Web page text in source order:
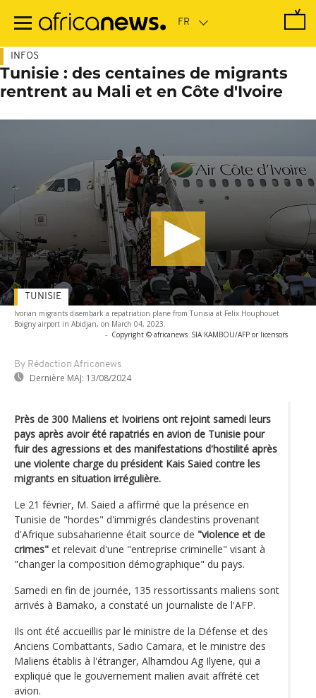
contenu
INFOS
Tunisie : des centaines de migrants
rentrent au Mali et en Côte d'Ivoire
Ivorian migrants disembark a repatriation plane from Tunisia at Felix Houphouet
Boigny airport in Abidjan, on March 04, 2023.
- Copyright © africanews SIA KAMBOU/AFP or licensors
By Rédaction Africanews
Dernière MAJ: 13/08/2024
TUNISIE
Près de 300 Maliens et Ivoiriens ont rejoint samedi leurs
pays après avoir été rapatriés en avion de Tunisie pour
fuir des agressions et des manifestations d'hostilité après
une violente charge du président Kais Saied contre les
migrants en situation irrégulière.
Le 21 février, M. Saied a affirmé que la présence en
Tunisie de "hordes" d'immigrés clandestins provenant
d'Afrique subsaharienne était source de "violence et de
crimes" et relevait d'une "entreprise criminelle" visant à
"changer la composition démographique" du pays.
Samedi en fin de journée, 135 ressortissants maliens sont
arrivés à Bamako, a constaté un journaliste de l'AFP.
Ils ont été accueillis par le ministre de la Défense et des
Anciens Combattants, Sadio Camara, et le ministre des
Maliens établis à l'étranger, Alhamdou Ag Ilyene, qui a
expliqué que le gouvernement malien avait affrété cet
avion.